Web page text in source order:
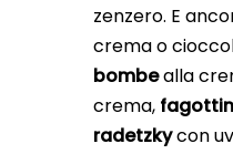
zenzero. E
crema o
bombealla
crema,
radetzkycon